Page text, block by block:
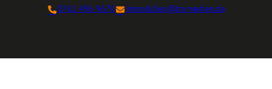
0761 496 9670
immobilien@bz-medien.de